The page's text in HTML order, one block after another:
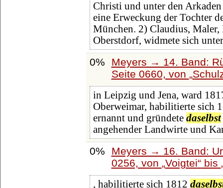
Christi und unter den
eine Erweckung der Tochter
München. 2) Claudius,
Oberstdorf, widmete sich
0%
Meyers → 14. Band:
Seite 0660, von
in Leipzig und Jena, ward
Oberweimar, habilitierte sich
ernannt und gründete daselbst
angehender Landwirte und
0%
Meyers → 16. Band:
0256, von Voigtei bis
, habilitierte sich 1812